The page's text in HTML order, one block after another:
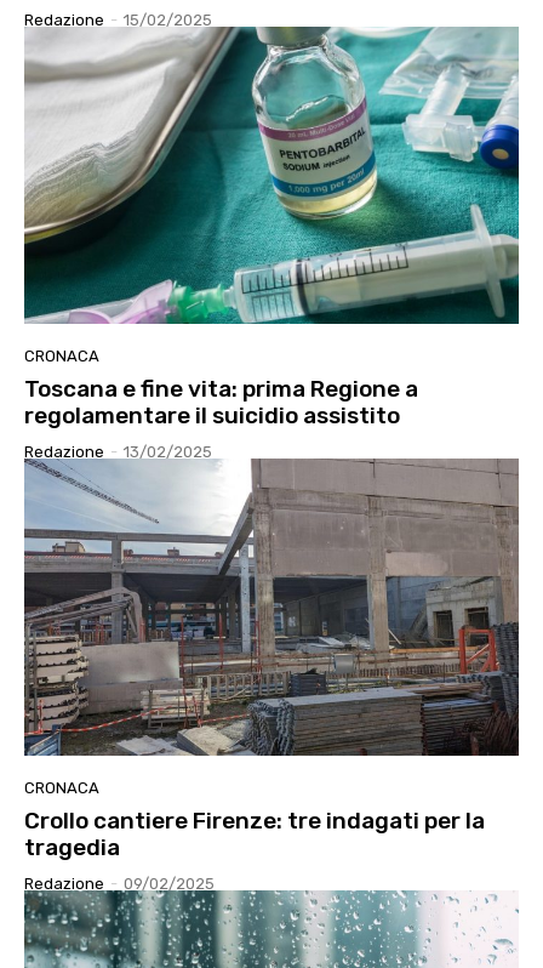
Redazione - 15/02/2025
CRONACA
Toscana e fine vita: prima Regione a
regolamentare il suicidio assistito
Redazione - 13/02/2025
CRONACA
Crollo cantiere Firenze: tre indagati per la
tragedia
Redazione - 09/02/2025